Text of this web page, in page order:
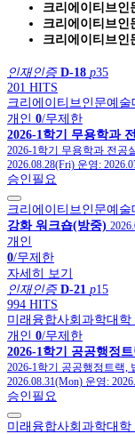
크리에이티브인
크리에이티브인
크리에이티브인
인재인증 D-18 p35
201 HITS
크리에이티브인문예
개인 0/무제한
2026-1학기 무용학과
2026-1학기 무용학과 전공
2026.08.28(Fri) 운영:
승인필요
크리에이티브인문예
강화 워크숍(방중)
개인
0/무제한
자세히 보기
인재인증 D-21 p15
994 HITS
미래융합사회과학대학
개인 0/무제한
2026-1학기 공공행정
2026-1학기 공공행정트랙,
2026.08.31(Mon) 운영:
승인필요
미래융합사회과학대학